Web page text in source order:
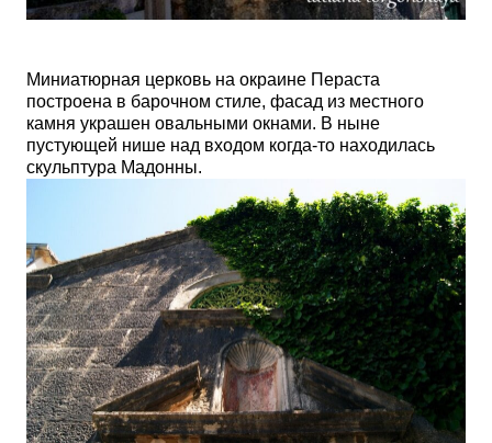
Миниатюрная церковь на окраине Пераста
построена в барочном стиле, фасад из местного
камня украшен овальными окнами. В ныне
пустующей нише над входом когда-то находилась
скульптура Мадонны.